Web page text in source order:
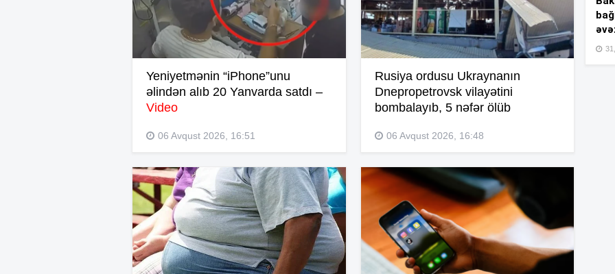
Yeniyetmənin “iPhone”unu
əlindən alıb 20 Yanvarda satdı –
Video
06 Avqust 2026, 16:51
Rusiya ordusu Ukraynanın
Dnepropetrovsk vilayətini
bombalayıb, 5 nəfər ölüb
06 Avqust 2026, 16:48